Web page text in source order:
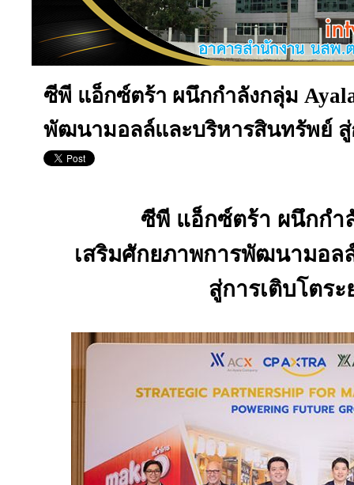
ซีพี แอ็กซ์ตร้า ผนึกกำลังกลุ่ม
พัฒนามอลล์และบริหารสินทรัพย์ สู่
ซีพี แอ็กซ์ตร้า ผนึกกำ
เสริมศักยภาพการพัฒนามอล
สู่การเติบโตระ